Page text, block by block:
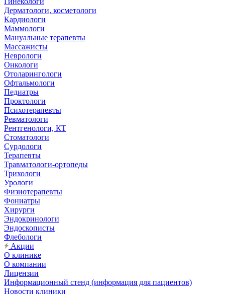
Дерматологи, косметологи
Кардиологи
Маммологи
Мануальные терапевты
Массажисты
Неврологи
Онкологи
Отоларингологи
Офтальмологи
Педиатры
Проктологи
Психотерапевты
Ревматологи
Рентгенологи, КТ
Стоматологи
Сурдологи
Терапевты
Травматологи-ортопеды
Трихологи
Урологи
Физиотерапевты
Фониатры
Хирурги
Эндокринологи
Эндоскописты
Флебологи
Акции
О клинике
О компании
Лицензии
Информационный стенд (информация для пациентов)
Новости клиники